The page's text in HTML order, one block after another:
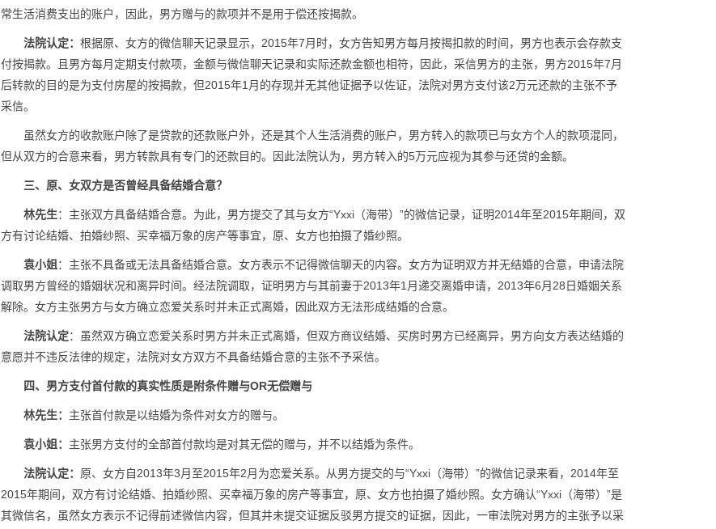
常生活消费支出的账户，因此，男方赠与的款项并不是用于偿还按揭款。
法院认定： 根据原、女方的微信聊天记录显示，2015年7月时，女方告知男方每月按揭扣款的时间，男方也表示会存款支
付按揭款。且男方每月定期支付款项，金额与微信聊天记录和实际还款金额也相符，因此，采信男方的主张，男方2015年7月
后转款的目的是为支付房屋的按揭款，但2015年1月的存现并无其他证据予以佐证，法院对男方支付该2万元还款的主张不予
采信。
虽然女方的收款账户除了是贷款的还款账户外，还是其个人生活消费的账户，男方转入的款项已与女方个人的款项混同，
但从双方的合意来看，男方转款具有专门的还款目的。因此法院认为，男方转入的5万元应视为其参与还贷的金额。
三、原、女双方是否曾经具备结婚合意？
林先生：主张双方具备结婚合意。为此，男方提交了其与女方“Yxxi（海带）”的微信记录，证明2014年至2015年期间，双
方有讨论结婚、拍婚纱照、买幸福万象的房产等事宜，原、女方也拍摄了婚纱照。
袁小姐 ：主张不具备或无法具备结婚合意。女方表示不记得微信聊天的内容。女方为证明双方并无结婚的合意，申请法院
调取男方曾经的婚姻状况和离异时间。经法院调取，证明男方与其前妻于2013年1月递交离婚申请，2013年6月28日婚姻关系
解除。女方主张男方与女方确立恋爱关系时并未正式离婚，因此双方无法形成结婚的合意。
法院认定：虽然双方确立恋爱关系时男方并未正式离婚，但双方商议结婚、买房时男方已经离异，男方向女方表达结婚的
意愿并不违反法律的规定，法院对女方双方不具备结婚合意的主张不予采信。
四、男方支付首付款的真实性质是附条件赠与OR无偿赠与
林先生： 主张首付款是以结婚为条件对女方的赠与。
袁小姐： 主张男方支付的全部首付款均是对其无偿的赠与，并不以结婚为条件。
法院认定： 原、女方自2013年3月至2015年2月为恋爱关系。从男方提交的与“Yxxi（海带）”的微信记录来看，2014年至
2015年期间，双方有讨论结婚、拍婚纱照、买幸福万象的房产等事宜，原、女方也拍摄了婚纱照。女方确认“Yxxi（海带）”是
其微信名，虽然女方表示不记得前述微信内容，但其并未提交证据反驳男方提交的证据，因此，一审法院对男方的主张予以采